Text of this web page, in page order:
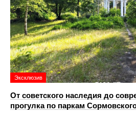
Эксклюзив
От советского наследия до
прогулка по паркам